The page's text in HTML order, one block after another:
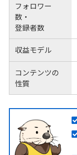
フォロワー
数・
登録者数
収益モデル
コンテンツの
性質